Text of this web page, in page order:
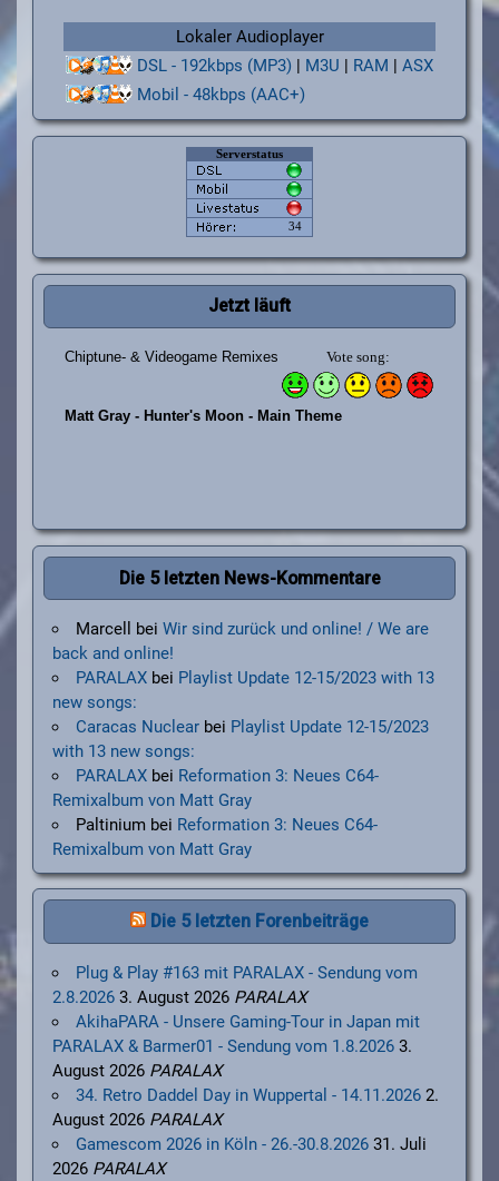
Lokaler Audioplayer
DSL - 192kbps (MP3) | M3U | RAM | ASX
Mobil - 48kbps (AAC+)
Jetzt läuft
Die 5 letzten News-Kommentare
Marcell bei Wir sind zurück und online! / We are
back and online!
PARALAXbei Playlist Update 12-15/2023 with 13
new songs:
Caracas Nuclearbei Playlist Update 12-15/2023
with 13 new songs:
PARALAXbei Reformation 3: Neues C64-
Remixalbum von Matt Gray
Paltiniumbei Reformation 3: Neues C64-
Remixalbum von Matt Gray
Die 5 letzten Forenbeiträge
Plug & Play #163 mit PARALAX - Sendung vom
2.8.2026 3. August 2026 PARALAX
AkihaPARA - Unsere Gaming-Tour in Japan mit
PARALAX & Barmer01 - Sendung vom 1.8.2026 3.
August 2026 PARALAX
34. Retro Daddel Day in Wuppertal - 14.11.2026 2.
August 2026 PARALAX
Gamescom 2026 in Köln - 26.-30.8.2026 31. Juli
2026 PARALAX